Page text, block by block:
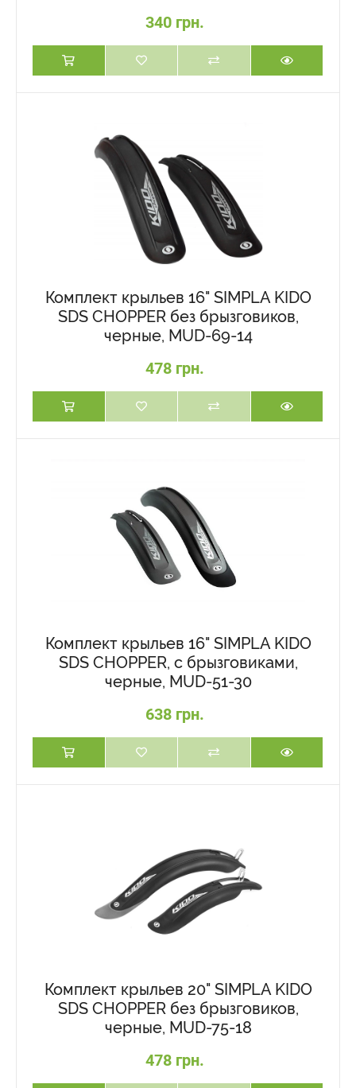
340 грн.
Комплект крыльев 16" SIMPLA KIDO
SDS CHOPPER без брызговиков,
черные, MUD-69-14
478 грн.
Комплект крыльев 16" SIMPLA KIDO
SDS CHOPPER, с брызговиками,
черные, MUD-51-30
638 грн.
Комплект крыльев 20" SIMPLA KIDO
SDS CHOPPER без брызговиков,
черные, MUD-75-18
478 грн.